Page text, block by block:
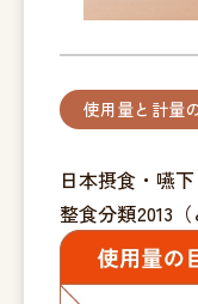
使用量と計量
日本摂食・嚥
整食分類2013